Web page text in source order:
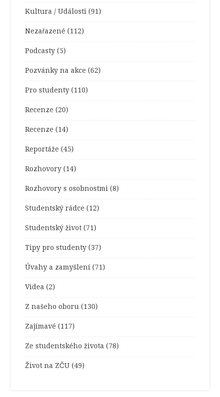
Kultura / Události (91)
Nezařazené (112)
Podcasty (5)
Pozvánky na akce (62)
Pro studenty (110)
Recenze (20)
Recenze (14)
Reportáže (45)
Rozhovory (14)
Rozhovory s osobnostmi (8)
Studentský rádce (12)
Studentský život (71)
Tipy pro studenty (37)
Úvahy a zamyšlení (71)
Videa (2)
Z našeho oboru (130)
Zajímavé (117)
Ze studentského života (78)
Život na ZČU (49)